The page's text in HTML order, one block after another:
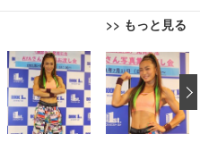
>> もっと見る
チェア 椅子 テレワーク 疲れな
レスト コンパクト 約105度ロッ
360度回転 座面昇降 強化ナイロ
メッシュ 在宅ワーク H-WY01
プレミアムモニター | FlexScan
型4K UHD・USB Type-C・ホワ
ペットシーツ 薄型 レギュラー 1
ワイト 300枚